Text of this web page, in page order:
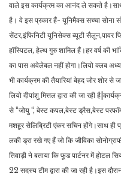
वाले इस कार्यक्रम का आनंद ले सकते
है। वे इस प्रकार हैं- यूनिमैक्स सच्चा सोना
सेंटर,इंफिनिटी यूनिसेक्स ब्यूटी सैलून,पावर
हॉस्पिटल, हेल्थ गुरु शामिल हैं।हर वर्ष की
का पास अवेलेबल नहीं होगा।लियो क्लब
भी कार्यक्रम की तैयारियां बेहद जोर शोर से
लियो दीपांशु मित्तल द्वारा की जा रही
से “जोयु “, बेस्ट कपल,बेस्ट ड्रैस,बेस्ट
मशहूर सेलिब्रिटी एंकर सचिन होंगे।साथ ही
लकी ड्रा रखे गए हैं जो कि जीविका
तिवाड़ी ने बताया कि फूड पार्टनर में होटल‌
22 सदस्य टीम द्वारा की जा रही है।इस